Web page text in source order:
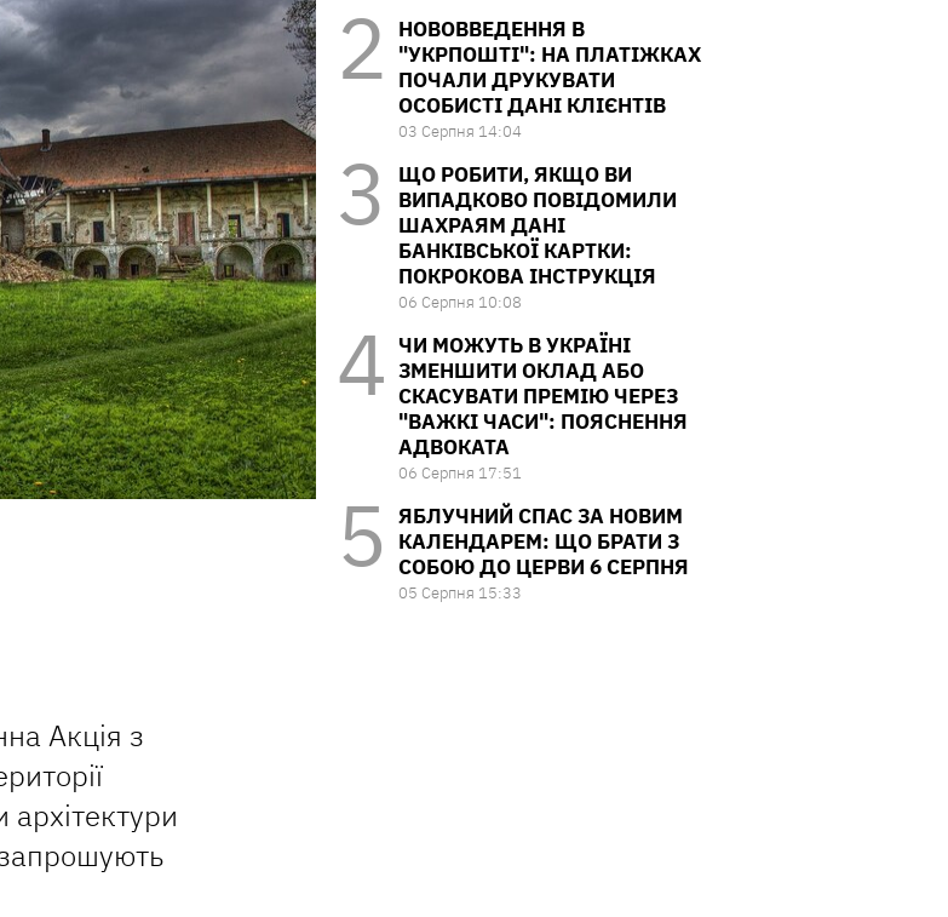
Акція з
НОВОВВЕДЕННЯ В
"УКРПОШТІ": НА ПЛАТІЖКАХ
ПОЧАЛИ ДРУКУВАТИ
ОСОБИСТІ ДАНІ КЛІЄНТІВ
03 Серпня 14:04
ЩО РОБИТИ, ЯКЩО ВИ
ВИПАДКОВО ПОВІДОМИЛИ
ШАХРАЯМ ДАНІ
БАНКІВСЬКОЇ КАРТКИ:
ПОКРОКОВА ІНСТРУКЦІЯ
06 Серпня 10:08
ЧИ МОЖУТЬ В УКРАЇНІ
ЗМЕНШИТИ ОКЛАД АБО
СКАСУВАТИ ПРЕМІЮ ЧЕРЕЗ
"ВАЖКІ ЧАСИ": ПОЯСНЕННЯ
АДВОКАТА
06 Серпня 17:51
ЯБЛУЧНИЙ СПАС ЗА НОВИМ
КАЛЕНДАРЕМ: ЩО БРАТИ З
СОБОЮ ДО ЦЕРВИ 6 СЕРПНЯ
05 Серпня 15:33